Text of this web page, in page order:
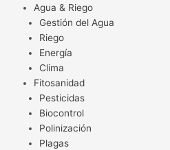
Agua & Riego
Gestión del Agua
Riego
Energía
Clima
Fitosanidad
Pesticidas
Biocontrol
Polinización
Plagas